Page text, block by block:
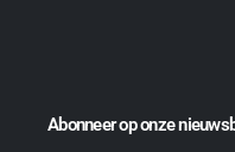
Abonneer op onze